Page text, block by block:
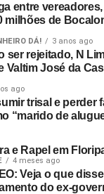
entre
milhões de
DÁ! 3 anos ago
ser rejeitado, N
Valtim José da
ago
trisal e perder
“marido de
e Rapel em
4 meses ago
Veja o que
do ex-